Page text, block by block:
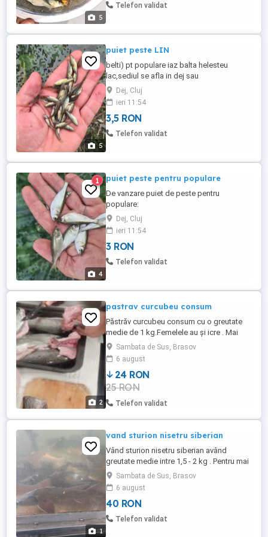
5
Telefon validat
5
puiet peste LIN
belti) pt populare iaz balta helesteu
lac,sediul se afla in dej sau
gherla,produsul biologic se transporta in
saci cu oxigen sigilati:marime 3-4
cm,comanda minima de vanzare la acest
peste este de 300 bucati,se face si livrare
in tara la domiciliu doar la comenzi mai
Dej, Cluj
ieri 11:54
3,5 RON
Telefon validat
4
1 puiet peste pentru populare
De vanzare puiet de peste pentru
populare:
amur,crap,sanger,novac,fitofag,LIN cu
dimensiune cuprinsa intre 5-13 cm,pestii
se ambaleaza la fata locului in saci cu
oxigen si se garanteaza supravietuirea
pana la domiciliu,sediul se afla in Dej si
Dej, Cluj
ieri 11:54
3 RON
Telefon validat
2
pastrav curcubeu consum
Păstrăv curcubeu consum cu o greutate
medie de 1 kg.Femelele au și icre . Mai
avem și la 350 gr. media.Pretul este fara
TVA.Transport la cerere.
Sambata de Sus, Brasov
6 august
24 RON
25 RON
Telefon validat
1
vand sturion nisetru siberian
Vând sturion nisetru siberian având
greutate medie intre 1,5 - 2 kg . Pentru mai
multe informații vă rog să mă contactați.
Sambata de Sus, Brasov
6 august
40 RON
Telefon validat